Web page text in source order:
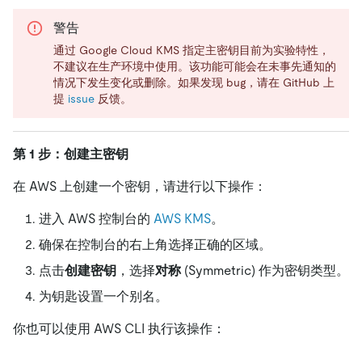
警告
通过 Google Cloud KMS 指定主密钥目前为实验特性，
不建议在生产环境中使用。该功能可能会在未事先通知的
情况下发生变化或删除。如果发现 bug，请在 GitHub 上
提 issue 反馈。
第 1 步：创建主密钥
在 AWS 上创建一个密钥，请进行以下操作：
进入 AWS 控制台的 AWS KMS。
确保在控制台的右上角选择正确的区域。
点击创建密钥 ，选择对称(Symmetric) 作为密钥类型。
为钥匙设置一个别名。
你也可以使用 AWS CLI 执行该操作：